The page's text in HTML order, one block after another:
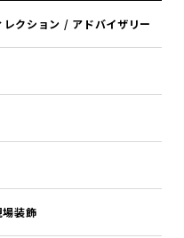
クション / アドバイザリー
装飾